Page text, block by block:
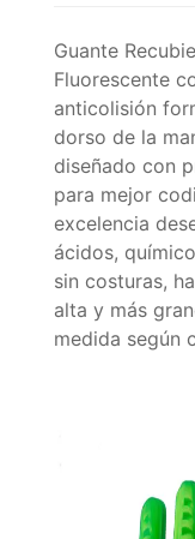
Guante
Fluorescente
anticolisión
dorso de la
diseñado con
para mejor
excelencia
ácidos,
sin costuras,
alta y más
medida según